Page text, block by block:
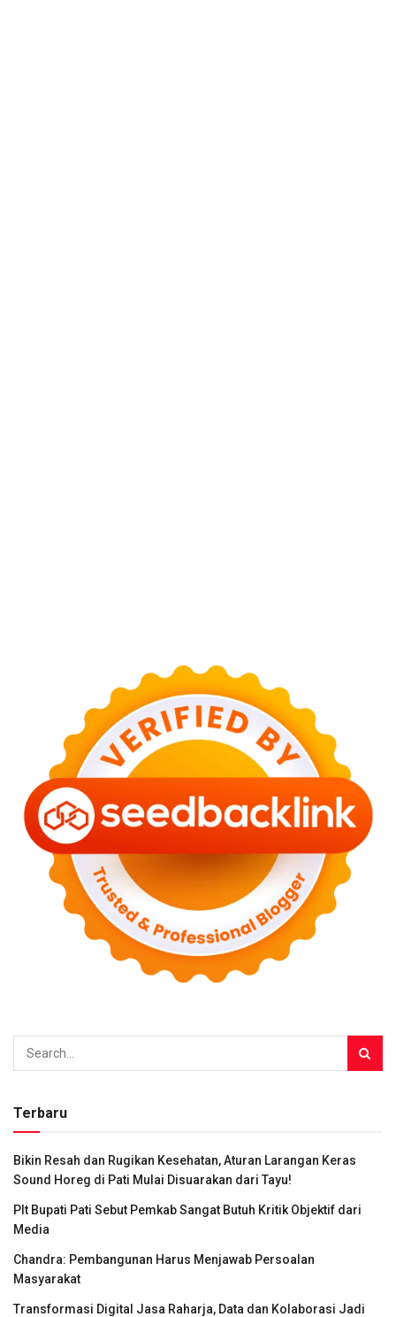
Terbaru
Bikin Resah dan Rugikan Kesehatan, Aturan Larangan Keras
Sound Horeg di Pati Mulai Disuarakan dari Tayu!
Plt Bupati Pati Sebut Pemkab Sangat Butuh Kritik Objektif dari
Media
Chandra: Pembangunan Harus Menjawab Persoalan
Masyarakat
Transformasi Digital Jasa Raharja, Data dan Kolaborasi Jadi